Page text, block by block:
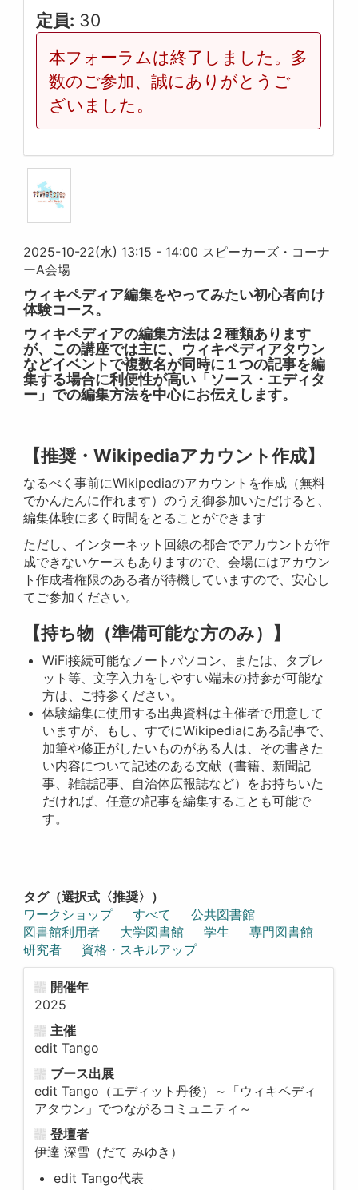
定員: 30
本フォーラムは終了しました。多
数のご参加、誠にありがとうご
ざいました。
2025-10-22(水) 13:15 - 14:00 スピーカーズ・コーナ
ーA会場
ウィキペディア編集をやってみたい初心者向け
体験コース。
ウィキペディアの編集方法は２種類あります
が、この講座では主に、ウィキペディアタウン
などイベントで複数名が同時に１つの記事を編
集する場合に利便性が高い「ソース・エディタ
ー」での編集方法を中心にお伝えします。
【推奨・Wikipediaアカウント作成】
なるべく事前にWikipediaのアカウントを作成（無料
でかんたんに作れます）のうえ御参加いただけると、
編集体験に多く時間をとることができます
ただし、インターネット回線の都合でアカウントが作
成できないケースもありますので、会場にはアカウン
ト作成者権限のある者が待機していますので、安心し
てご参加ください。
【持ち物（準備可能な方のみ）】
WiFi接続可能なノートパソコン、または、タブレ
ット等、文字入力をしやすい端末の持参が可能な
方は、ご持参ください。
体験編集に使用する出典資料は主催者で用意して
いますが、もし、すでにWikipediaにある記事で、
加筆や修正がしたいものがある人は、その書きた
い内容について記述のある文献（書籍、新聞記
事、雑誌記事、自治体広報誌など）をお持ちいた
だければ、任意の記事を編集することも可能で
す。
タグ（選択式〈推奨〉）
ワークショップ
すべて
公共図書館
図書館利用者
大学図書館 学生
専門図書館
研究者
資格・スキルアップ
開催年
2025
主催
edit Tango
ブース出展
edit Tango（エディット丹後）～「ウィキペディ
アタウン」でつながるコミュニティ～
登壇者
伊達 深雪（だて みゆき）
edit Tango代表